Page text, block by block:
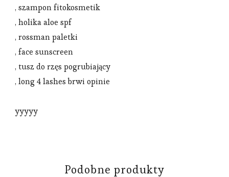
, szampon fitokosmetik
, holika aloe spf
, rossman paletki
, face sunscreen
, tusz do rzęs pogrubiający
, long 4 lashes brwi opinie
yyyyy
Podobne produkty